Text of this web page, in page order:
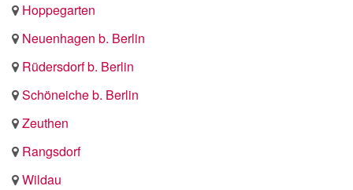
Hoppegarten
Neuenhagen b. Berlin
Rüdersdorf b. Berlin
Schöneiche b. Berlin
Zeuthen
Rangsdorf
Wildau